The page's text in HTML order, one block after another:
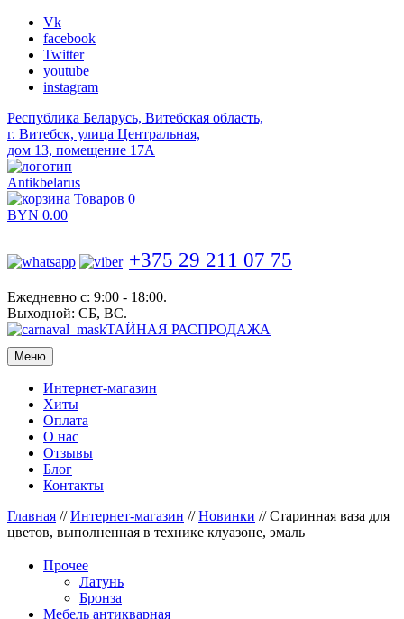
Vk
facebook
Twitter
youtube
instagram
Республика Беларусь, Витебская область,
г. Витебск, улица Центральная,
дом 13, помещение 17А
Antikbelarus
Товаров 0
BYN 0.00
+375 29 211 07 75
Ежедневно с: 9:00 - 18:00.
Выходной: СБ, ВС.
ТАЙНАЯ РАСПРОДАЖА
Меню
Интернет-магазин
Хиты
Оплата
О нас
Отзывы
Блог
Контакты
Главная //Интернет-магазин //Новинки //Старинная ваза для
цветов, выполненная в технике клуазоне, эмаль
Прочее
Латунь
Бронза
Мебель антикварная